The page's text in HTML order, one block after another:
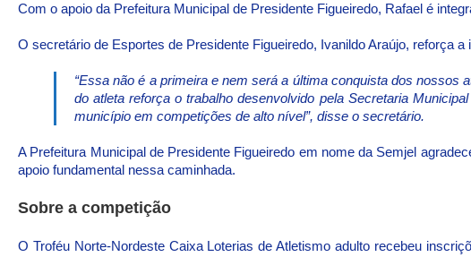
Com o apoio da Prefeitura Municipal de Presidente Figueiredo, Rafael é
O secretário de Esportes de Presidente Figueiredo, Ivanildo Araújo, reforça
“Essa não é a primeira e nem será a última conquista dos
do atleta reforça o trabalho desenvolvido pela Secretaria
município em competições de alto nível”, disse o secretário.
A Prefeitura Municipal de Presidente Figueiredo em nome da Semjel
apoio fundamental nessa caminhada.
Sobre a competição
O Troféu Norte-Nordeste Caixa Loterias de Atletismo adulto recebeu